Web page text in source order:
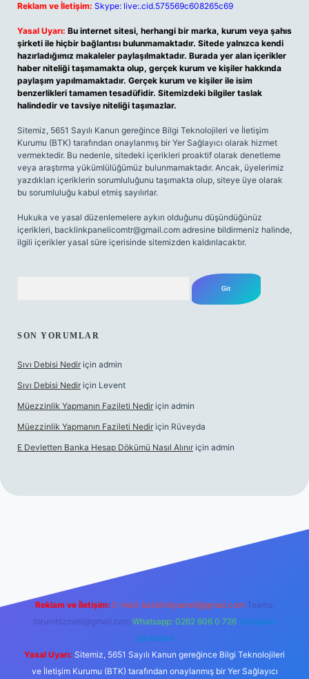
Reklam ve İletişim: Skype: live:.cid.575569c608265c69
Yasal Uyarı: Bu internet sitesi, herhangi bir marka, kurum veya şahıs
şirketi ile hiçbir bağlantısı bulunmamaktadır. Sitede yalnızca kendi
hazırladığımız makaleler paylaşılmaktadır. Burada yer alan içerikler
haber niteliği taşımamakta olup, gerçek kurum ve kişiler hakkında
paylaşım yapılmamaktadır. Gerçek kurum ve kişiler ile isim
benzerlikleri tamamen tesadüfidir. Sitemizdeki bilgiler taslak
halindedir ve tavsiye niteliği taşımazlar.
Sitemiz, 5651 Sayılı Kanun gereğince Bilgi Teknolojileri ve İletişim
Kurumu (BTK) tarafından onaylanmış bir Yer Sağlayıcı olarak hizmet
vermektedir. Bu nedenle, sitedeki içerikleri proaktif olarak denetleme
veya araştırma yükümlülüğümüz bulunmamaktadır. Ancak, üyelerimiz
yazdıkları içeriklerin sorumluluğunu taşımakta olup, siteye üye olarak
bu sorumluluğu kabul etmiş sayılırlar.
Hukuka ve yasal düzenlemelere aykırı olduğunu düşündüğünüz
içerikleri, backlinkpanelicomtr@gmail.com adresine bildirmeniz halinde,
ilgili içerikler yasal süre içerisinde sitemizden kaldırılacaktır.
SON YORUMLAR
Sıvı Debisi Nedir için admin
Sıvı Debisi Nedir için Levent
Müezzinlik Yapmanın Fazileti Nedir için admin
Müezzinlik Yapmanın Fazileti Nedir için Rüveyda
E Devletten Banka Hesap Dökümü Nasıl Alınır için admin
Reklam ve İletişim: E-mail: backlinkpaneli@gmail.com Teams:
forumhizmeti@gmail.com Whatsapp: 0262 606 0 726 Telegram:
@karabul
Yasal Uyarı: Sitemiz, 5651 Sayılı Kanun gereğince Bilgi Teknolojileri
ve İletişim Kurumu (BTK) tarafından onaylanmış bir Yer Sağlayıcı